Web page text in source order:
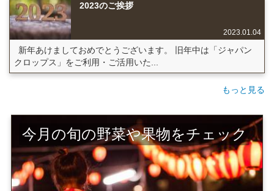
2023のご挨拶
2023.01.04
新年あけましておめでとうございます。 旧年中は「ジャパン
クロップス」をご利用・ご活用いた...
もっと見る
今月の旬の野菜や果物をチェック